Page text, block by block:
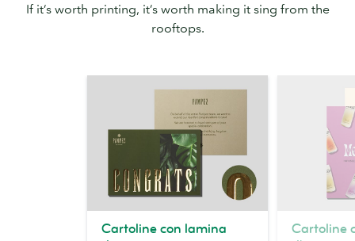
If it’s worth printing, it’s worth making it sing from the
rooftops.
Cartoline con lamina
Cartoline